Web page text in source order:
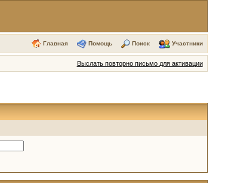
Главная Помощь Поиск Участники
Выслать повторно письмо для активации